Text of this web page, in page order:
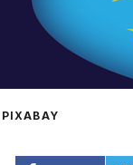
PIXABAY